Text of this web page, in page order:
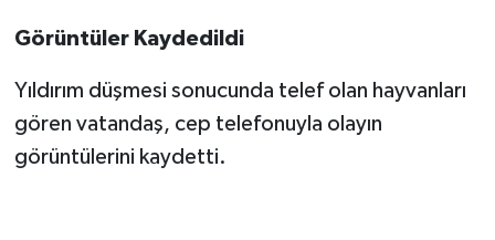
Görüntüler Kaydedildi
Yıldırım düşmesi sonucunda telef olan hayvanları
gören vatandaş, cep telefonuyla olayın
görüntülerini kaydetti.
SEÇİM 2014
KİM KİMDİR